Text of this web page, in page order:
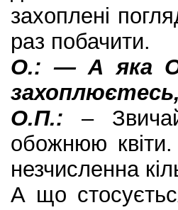
захоплені
раз побачити.
О.: — А яка
О.П.: –
обожнюю
незчисленна
А що